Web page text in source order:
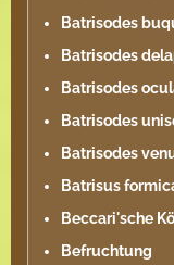
Batrisodes
Batrisodes
Batrisodes
Batrisodes
Batrisodes
Batrisus
Beccari'sche
Befruchtung